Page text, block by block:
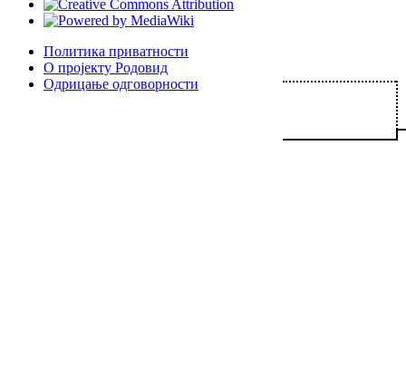
Политика приватности
О пројекту Родовид
Одрицање одговорности